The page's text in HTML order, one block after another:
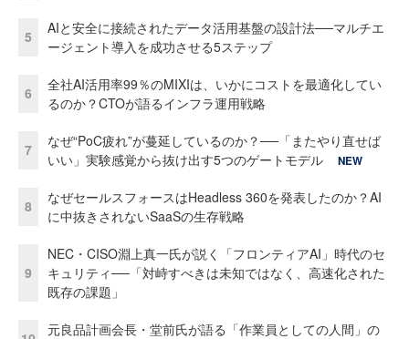
5
AIと安全に接続されたデータ活用基盤の設計法──マルチエ
ージェント導入を成功させる5ステップ
6
全社AI活用率99％のMIXIは、いかにコストを最適化してい
るのか？CTOが語るインフラ運用戦略
7
なぜ“PoC疲れ”が蔓延しているのか？──「またやり直せば
いい」実験感覚から抜け出す5つのゲートモデル
NEW
8
なぜセールスフォースはHeadless 360を発表したのか？AI
に中抜きされないSaaSの生存戦略
9
NEC・CISO淵上真一氏が説く「フロンティアAI」時代のセ
キュリティ──「対峙すべきは未知ではなく、高速化された
既存の課題」
元良品計画会長・堂前氏が語る「作業員としての人間」の